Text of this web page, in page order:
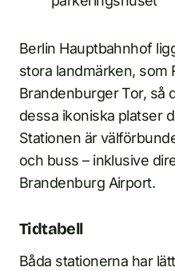
Berlin Hauptbahnhof
stora landmärken, som
Brandenburger Tor, så
dessa ikoniska platser
Stationen är
och buss – inklusive
Brandenburg Airport.
Tidtabell
Båda stationerna har